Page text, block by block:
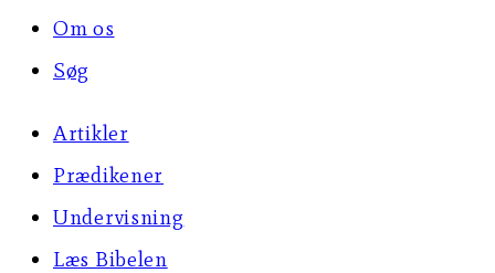
Om os
Søg
Artikler
Prædikener
Undervisning
Læs Bibelen